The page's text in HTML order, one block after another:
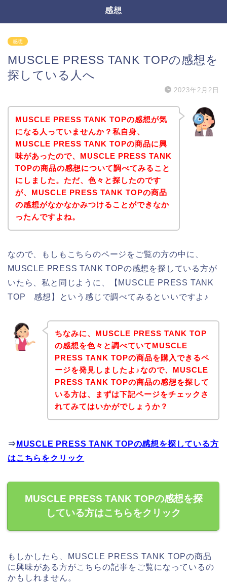
感想
感想
MUSCLE PRESS TANK TOPの感想を
探している人へ
2023年2月2日
MUSCLE PRESS TANK TOPの感想が気
になる人っていませんか？私自身、
MUSCLE PRESS TANK TOPの商品に興
味があったので、MUSCLE PRESS TANK
TOPの商品の感想について調べてみること
にしました。ただ、色々と探したのです
が、MUSCLE PRESS TANK TOPの商品
の感想がなかなかみつけることができなか
ったんですよね。
なので、もしもこちらのページをご覧の方の中に、
MUSCLE PRESS TANK TOPの感想を探している方が
いたら、私と同じように、【MUSCLE PRESS TANK
TOP 感想】という感じで調べてみるといいですよ♪
ちなみに、MUSCLE PRESS TANK TOP
の感想を色々と調べていてMUSCLE
PRESS TANK TOPの商品を購入できるペ
ージを発見しましたよ♪なので、MUSCLE
PRESS TANK TOPの商品の感想を探して
いる方は、まずは下記ページをチェックさ
れてみてはいかがでしょうか？
⇒ MUSCLE PRESS TANK TOPの感想を探している方
はこちらをクリック
MUSCLE PRESS TANK TOPの感想を探
している方はこちらをクリック
もしかしたら、MUSCLE PRESS TANK TOPの商品
に興味がある方がこちらの記事をご覧になっているの
かもしれません。